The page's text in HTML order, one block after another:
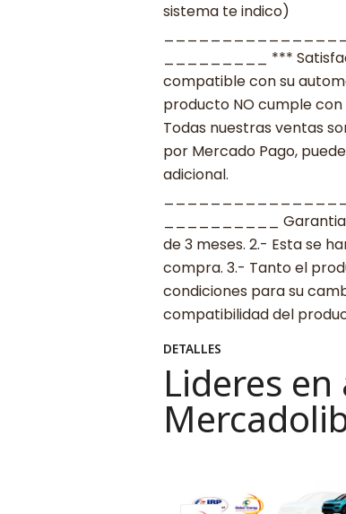
sistema te indico)
_________ ***
compatible con su
producto NO cumple con
Todas nuestras ventas
por Mercado Pago,
adicional.
__________ Garantia
de 3 meses. 2.- Esta se
compra. 3.- Tanto el
condiciones para su
compatibilidad del
DETALLES
Lideres